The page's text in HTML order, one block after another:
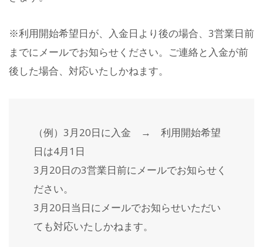
※利用開始希望日が、入金日より後の場合、3営業日前
までにメールでお知らせください。ご連絡と入金が前
後した場合、対応いたしかねます。
（例）3月20日に入金 → 利用開始希望
日は4月1日
3月20日の3営業日前にメールでお知らせく
ださい。
3月20日当日にメールでお知らせいただい
ても対応いたしかねます。